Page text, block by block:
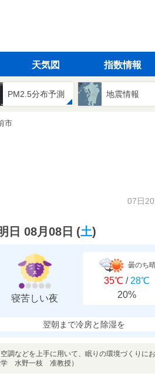
天気図 指数情報
PM2.5分布予測 地震情報
市
07日
日 08月08日 (土)
寝苦しい夜
曇のち
35℃ / 28℃
20%
翌朝まで冷房と除湿を
調などを上手に用いて、眠りの環境づくりに
学 水野一枝 准教授）